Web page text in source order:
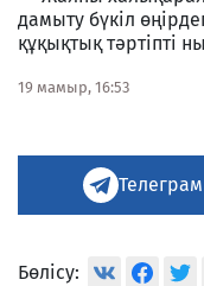
дамыту бүкіл
құқықтық тәртіпті
19 мамыр, 16:53
Бөлісу: